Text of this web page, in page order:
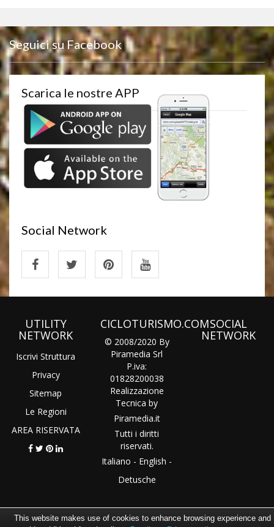
Seguici su Facebook
Scarica le nostre APP
Social Network
UTILITY
NETWORK
Iscrivi Struttura
Privacy
Sitemap
Le Regioni
AREA RISERVATA
CICLOTURISMO.COM
© 2008/2020 By
Piramedia Srl
P.iva:
01828200038
Realizzazione
Tecnica by
Piramedia.it
Tutti i diritti
riservati.
Italiano - English -
Detusche
SOCIAL
NETWORK
This website makes use of cookies to enhance browsing experience and